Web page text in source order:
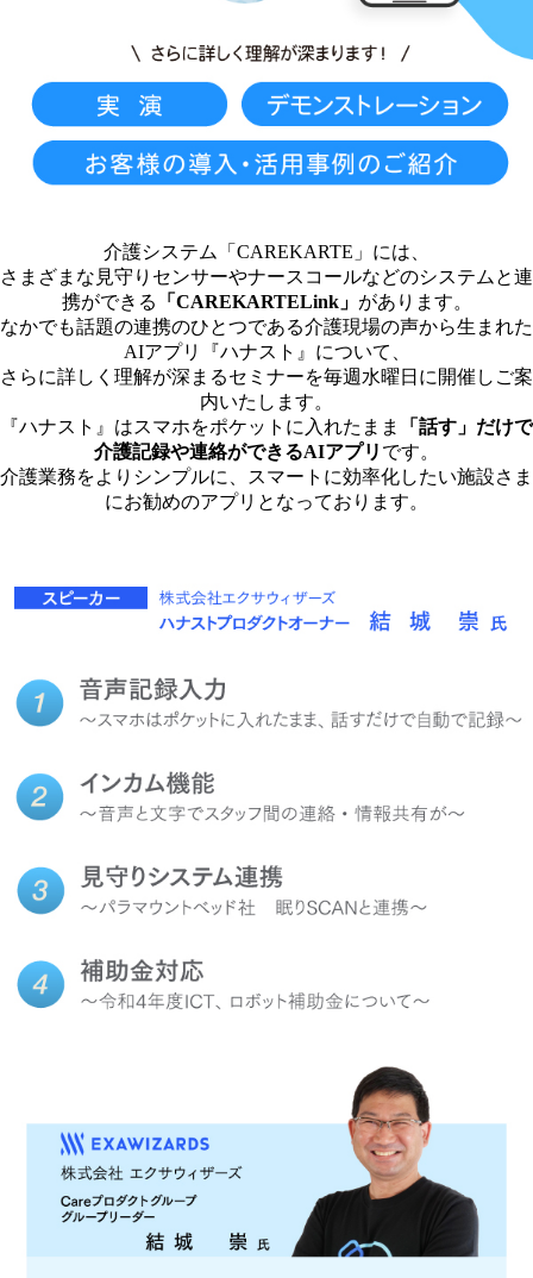
介護システム「CAREKARTE」には、
さまざまな見守りセンサーやナースコールなどのシステムと連
携ができる 「CAREKARTELink」 があります。
なかでも話題の連携のひとつである介護現場の声から生まれた
AIアプリ『ハナスト』について、
さらに詳しく理解が深まるセミナーを毎週水曜日に開催しご案
内いたします。
『ハナスト』はスマホをポケットに入れたまま
「話す」だけで
介護記録や連絡ができるAIアプリ です。
介護業務をよりシンプルに、スマートに効率化したい施設さま
にお勧めのアプリとなっております。